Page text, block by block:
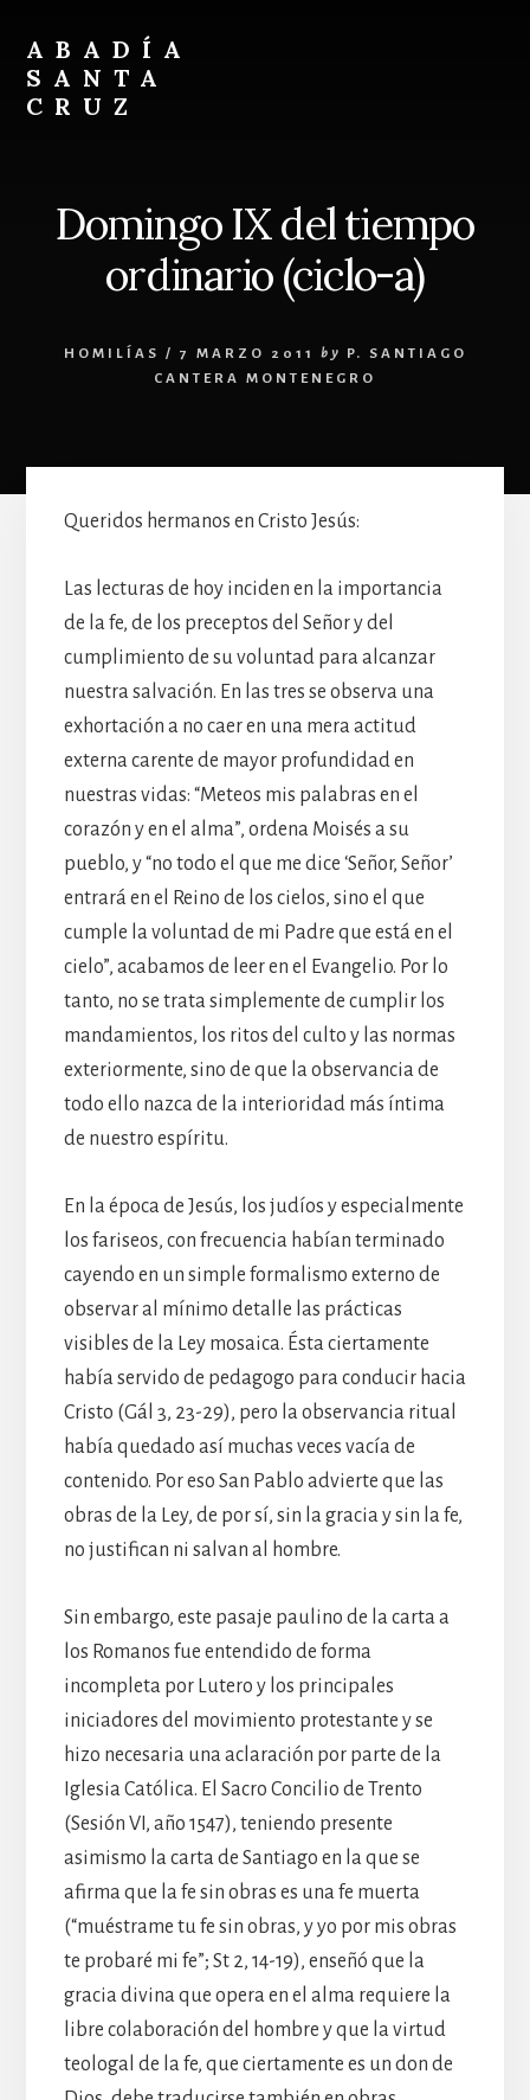
content
footer
ABADÍA
SANTA
CRUZ
Domingo IX del tiempo
ordinario (ciclo-a)
HOMILÍAS / 7 MARZO 2011 by
P. SANTIAGO
CANTERA MONTENEGRO
Queridos hermanos en Cristo Jesús:
Las lecturas de hoy inciden en la importancia
de la fe, de los preceptos del Señor y del
cumplimiento de su voluntad para alcanzar
nuestra salvación. En las tres se observa una
exhortación a no caer en una mera actitud
externa carente de mayor profundidad en
nuestras vidas: “Meteos mis palabras en el
corazón y en el alma”, ordena Moisés a su
pueblo, y “no todo el que me dice ‘Señor, Señor’
entrará en el Reino de los cielos, sino el que
cumple la voluntad de mi Padre que está en el
cielo”, acabamos de leer en el Evangelio. Por lo
tanto, no se trata simplemente de cumplir los
mandamientos, los ritos del culto y las normas
exteriormente, sino de que la observancia de
todo ello nazca de la interioridad más íntima
de nuestro espíritu.
En la época de Jesús, los judíos y especialmente
los fariseos, con frecuencia habían terminado
cayendo en un simple formalismo externo de
observar al mínimo detalle las prácticas
visibles de la Ley mosaica. Ésta ciertamente
había servido de pedagogo para conducir hacia
Cristo (Gál 3, 23-29), pero la observancia ritual
había quedado así muchas veces vacía de
contenido. Por eso San Pablo advierte que las
obras de la Ley, de por sí, sin la gracia y sin la fe,
no justifican ni salvan al hombre.
Sin embargo, este pasaje paulino de la carta a
los Romanos fue entendido de forma
incompleta por Lutero y los principales
iniciadores del movimiento protestante y se
hizo necesaria una aclaración por parte de la
Iglesia Católica. El Sacro Concilio de Trento
(Sesión VI, año 1547), teniendo presente
asimismo la carta de Santiago en la que se
afirma que la fe sin obras es una fe muerta
(“muéstrame tu fe sin obras, y yo por mis obras
te probaré mi fe”; St 2, 14-19), enseñó que la
gracia divina que opera en el alma requiere la
libre colaboración del hombre y que la virtud
teologal de la fe, que ciertamente es un don de